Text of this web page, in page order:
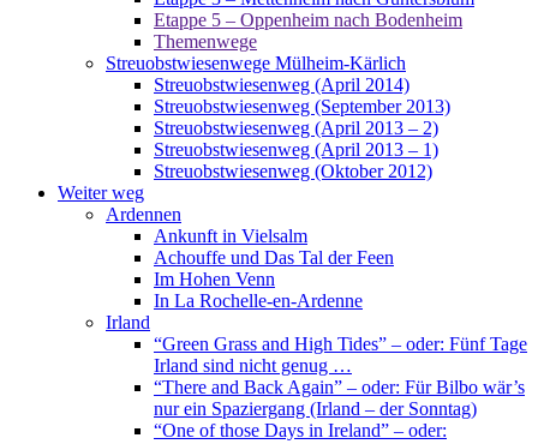
Etappe 5 – Oppenheim nach Bodenheim
Themenwege
Streuobstwiesenwege Mülheim-Kärlich
Streuobstwiesenweg (April 2014)
Streuobstwiesenweg (September 2013)
Streuobstwiesenweg (April 2013 – 2)
Streuobstwiesenweg (April 2013 – 1)
Streuobstwiesenweg (Oktober 2012)
Weiter weg
Ardennen
Ankunft in Vielsalm
Achouffe und Das Tal der Feen
Im Hohen Venn
In La Rochelle-en-Ardenne
Irland
“Green Grass and High Tides” – oder: Fünf Tage
Irland sind nicht genug …
“There and Back Again” – oder: Für Bilbo wär’s
nur ein Spaziergang (Irland – der Sonntag)
“One of those Days in Ireland” – oder: